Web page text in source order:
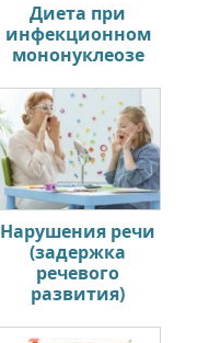
Диета при
инфекционном
мононуклеозе
Нарушения речи
(задержка
речевого
развития)